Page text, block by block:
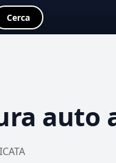
Cerca
auto